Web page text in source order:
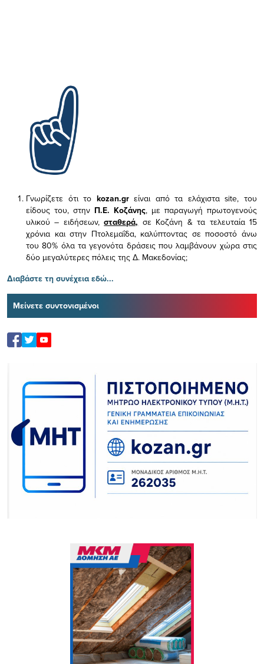
Γνωρίζετε ότι το kozan.gr είναι από τα ελάχισταsite, του
είδους του, στην Π.Ε. Κοζάνης, με παραγωγή πρωτογενούς
υλικού – ειδήσεων,σταθερά, σε Κοζάνη & τα τελευταία 15
χρόνια και στην Πτολεμαΐδα, καλύπτοντας σε ποσοστό άνω
του 80% όλα τα γεγονότα δράσεις που λαμβάνουν χώρα στις
δύο μεγαλύτερες πόλεις της Δ. Μακεδονίας;
Διαβάστε τη συνέχεια εδώ...
Μείνετε συντονισμένοι